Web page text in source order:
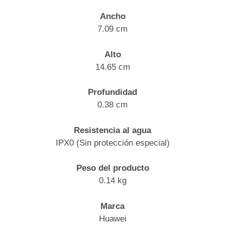
Ancho
7.09 cm
Alto
14.65 cm
Profundidad
0.38 cm
Resistencia al agua
IPX0 (Sin protección especial)
Peso del producto
0.14 kg
Marca
Huawei